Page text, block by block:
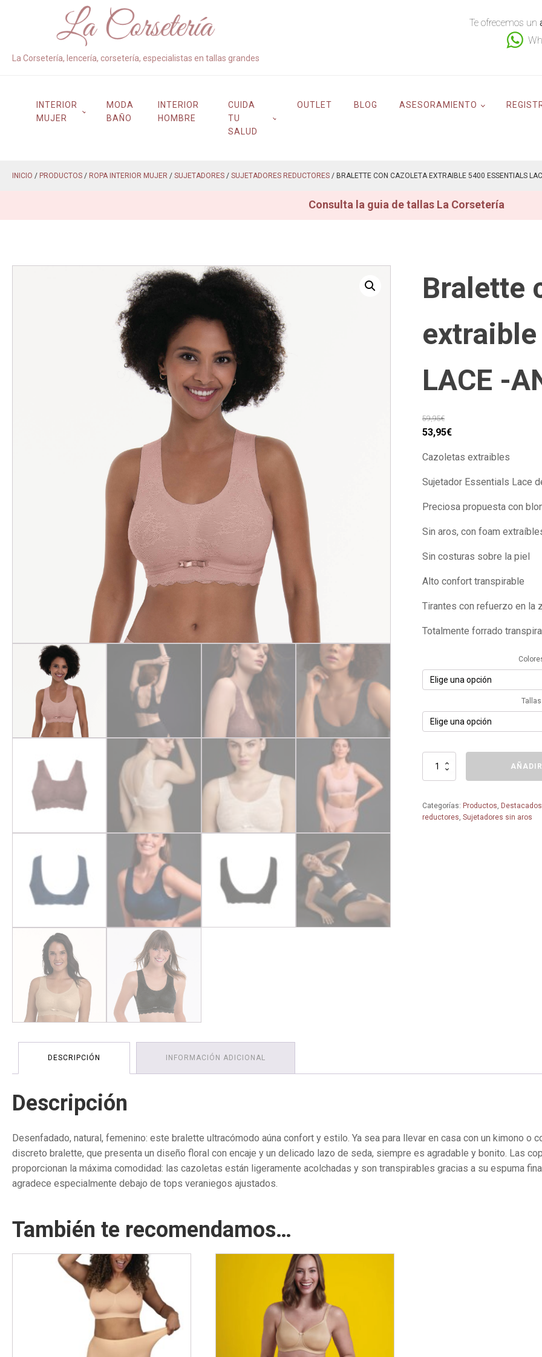
La Corsetería, lencería, corsetería, especialistas en tallas grandes
Te ofrecemos un
INTERIOR
MUJER
MODA
BAÑO
INTERIOR
HOMBRE
CUIDA
TU
SALUD
OUTLET BLOG ASESORAMIENTO
INICIO / PRODUCTOS / ROPA INTERIOR MUJER / SUJETADORES / SUJETADORES REDUCTORES / BRALETTE CON CAZOLETA EXTRAIBLE 5400 ESSENTIALS
Consulta la guia de tallas La Corsetería
Bralette
extraible
LACE -
59,95€
El
original
era:
53,95€El
actual
es:
Cazoletas extraibles
Sujetador Essentials Lace
Preciosa propuesta con
Sin aros, con foam
Sin costuras sobre la piel
Alto confort transpirable
Tirantes con refuerzo en la
Totalmente forrado
Tallas
Bralette
5400
ESSENTIALS
Categorías: Productos, Destacados
reductores,Sujetadores sin aros
DESCRIPCIÓN INFORMACIÓN ADICIONAL
Descripción
Desenfadado, natural, femenino: este bralette ultracómodo aúna confort y estilo. Ya sea para llevar en casa con un kimono
discreto bralette, que presenta un diseño floral con encaje y un delicado lazo de seda, siempre es agradable y bonito. Las
proporcionan la máxima comodidad: las cazoletas están ligeramente acolchadas y son transpirables gracias a su espuma
agradece especialmente debajo de tops veraniegos ajustados.
También te recomendamos…